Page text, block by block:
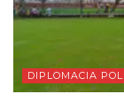
DIPLOMACIA